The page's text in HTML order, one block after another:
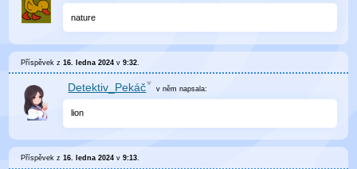
nature
Příspěvek z16. ledna 2024 v9:32
Detektiv_Pekáč v něm napsala:
lion
Příspěvek z16. ledna 2024 v9:13